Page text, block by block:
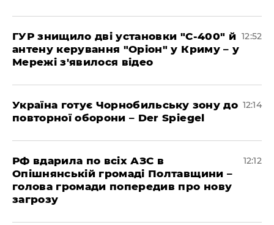
ГУР знищило дві установки "С-400" й
антену керування "Оріон" у Криму – у
Мережі з'явилося відео
12:52
Україна готує Чорнобильську зону до
повторної оборони – Der Spiegel
12:14
РФ вдарила по всіх АЗС в
Опішнянській громаді Полтавщини –
голова громади попередив про нову
загрозу
12:12